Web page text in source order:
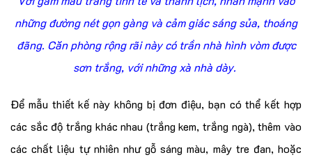
những đường nét gọn gàng và cảm giác sáng sủa, thoáng
đãng. Căn phòng rộng rãi này có trần nhà hình vòm được
sơn trắng, với những xà nhà dày.
Để mẫu thiết kế này không bị đơn điệu, bạn có thể kết hợp
các sắc độ trắng khác nhau (trắng kem, trắng ngà), thêm vào
các chất liệu tự nhiên như gỗ sáng màu, mây tre đan, hoặc